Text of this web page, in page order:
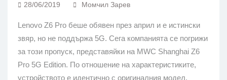
28/06/2019 Момчил Зарев
Lenovo Z6 Pro беше обявен през април и е истински
звяр, но не поддържа 5G. Сега компанията се погрижи
за този пропуск, представяйки на MWC Shanghai Z6
Pro 5G Edition. По отношение на характеристиките,
устройството е идентично с оригиналния модел,